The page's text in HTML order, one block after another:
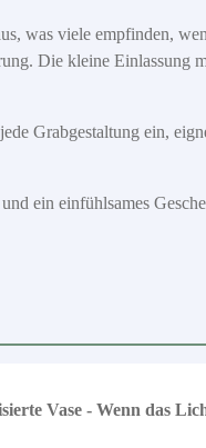
was viele empfinden,
Die kleine Einlassung
Grabgestaltung ein,
ein einfühlsames
Vase - Wenn das